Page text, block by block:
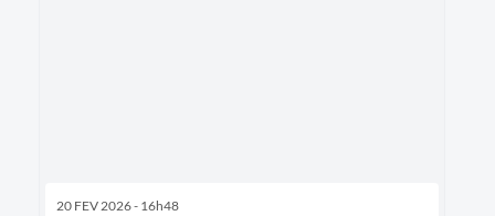
20 FEV 2026 - 16h48